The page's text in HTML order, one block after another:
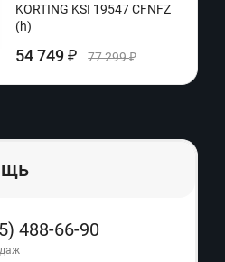
KORTING KSI 19547 CFNFZ
(h)
54 749₽ 77 299₽
488-66-90